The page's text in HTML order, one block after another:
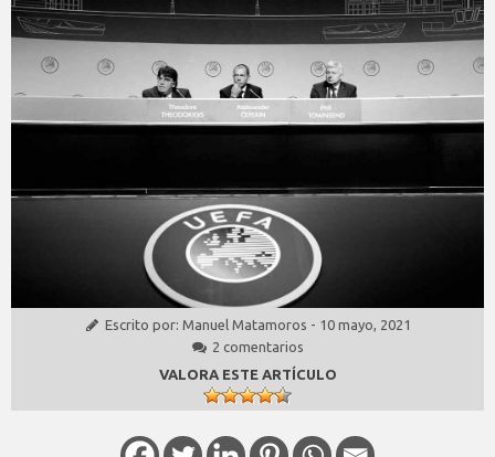
Escrito por: Manuel Matamoros - 10 mayo, 2021
2 comentarios
VALORA ESTE ARTÍCULO